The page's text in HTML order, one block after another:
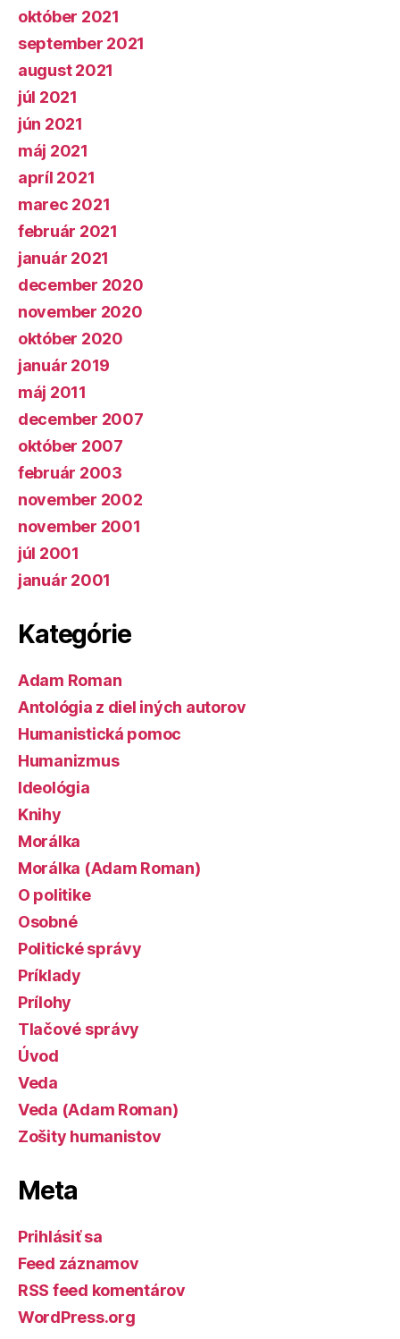
október 2021
september 2021
august 2021
júl 2021
jún 2021
máj 2021
apríl 2021
marec 2021
február 2021
január 2021
december 2020
november 2020
október 2020
január 2019
máj 2011
december 2007
október 2007
február 2003
november 2002
november 2001
júl 2001
január 2001
Kategórie
Adam Roman
Antológia z diel iných autorov
Humanistická pomoc
Humanizmus
Ideológia
Knihy
Morálka
Morálka (Adam Roman)
O politike
Osobné
Politické správy
Príklady
Prílohy
Tlačové správy
Úvod
Veda
Veda (Adam Roman)
Zošity humanistov
Meta
Prihlásiť sa
Feed záznamov
RSS feed komentárov
WordPress.org